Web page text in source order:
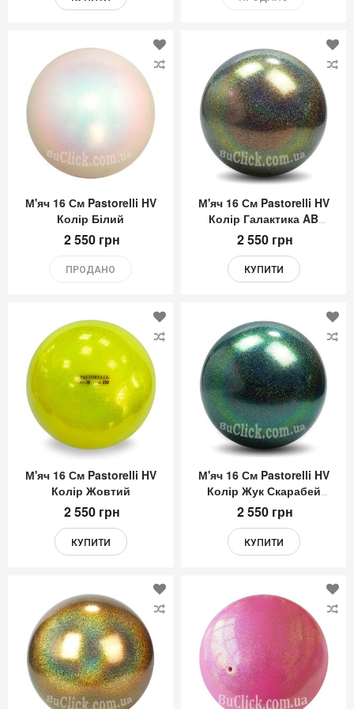
Додати
Бажань
М'яч 16 См Pastorelli HV
Колір Білий
2 550 грн
ПРОДАНО
М'яч 16 См Pastorelli HV
Колір Галактика AB
(Galaxy AB)
2 550 грн
КУПИТИ
Додати
Бажань
М'яч 16 См Pastorelli HV
Колір Жовтий
2 550 грн
КУПИТИ
М'яч 16 См Pastorelli HV
Колір Жук Скарабей
(Beatles)
2 550 грн
КУПИТИ
Додати
Бажань